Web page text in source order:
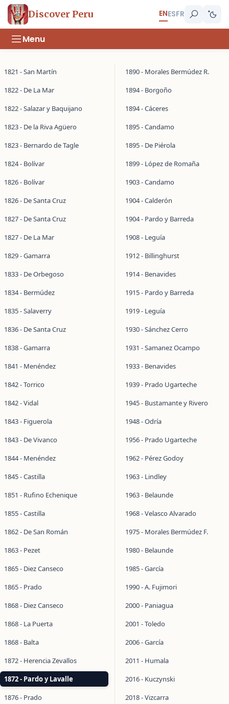
Discover Peru ENESFR
Menu
1821 - San Martín
1822 - De La Mar
1822 - Salazar y Baquijano
1823 - De la Riva Agüero
1823 - Bernardo de Tagle
1824 - Bolívar
1826 - Bolívar
1826 - De Santa Cruz
1827 - De Santa Cruz
1827 - De La Mar
1829 - Gamarra
1833 - De Orbegoso
1834 - Bermúdez
1835 - Salaverry
1836 - De Santa Cruz
1838 - Gamarra
1841 - Menéndez
1842 - Torrico
1842 - Vidal
1843 - Figuerola
1843 - De Vivanco
1844 - Menéndez
1845 - Castilla
1851 - Rufino Echenique
1855 - Castilla
1862 - De San Román
1863 - Pezet
1865 - Diez Canseco
1865 - Prado
1868 - Diez Canseco
1868 - La Puerta
1868 - Balta
1872 - Herencia Zevallos
1872 - Pardo y Lavalle
1876 - Prado
1890 - Morales Bermúdez R.
1894 - Borgoño
1894 - Cáceres
1895 - Candamo
1895 - De Piérola
1899 - López de Romaña
1903 - Candamo
1904 - Calderón
1904 - Pardo y Barreda
1908 - Leguía
1912 - Billinghurst
1914 - Benavides
1915 - Pardo y Barreda
1919 - Leguía
1930 - Sánchez Cerro
1931 - Samanez Ocampo
1933 - Benavides
1939 - Prado Ugarteche
1945 - Bustamante y Rivero
1948 - Odría
1956 - Prado Ugarteche
1962 - Pérez Godoy
1963 - Lindley
1963 - Belaunde
1968 - Velasco Alvarado
1975 - Morales Bermúdez F.
1980 - Belaunde
1985 - García
1990 - A. Fujimori
2000 - Paniagua
2001 - Toledo
2006 - García
2011 - Humala
2016 - Kuczynski
2018 - Vizcarra